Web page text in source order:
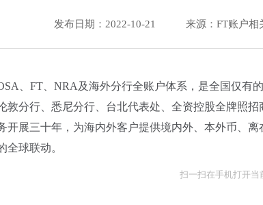
发布日期：2022-10-21 来源：FT账户相
、FT、NRA及海外分行全账户体系，是全国仅有
敦分行、悉尼分行、台北代表处、全资控股全牌照
开展三十年，为海内外客户提供境内外、本外币、
全球联动。
扫一扫在手机打开当